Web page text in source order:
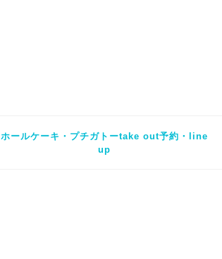
ホールケーキ・プチガトーtake out予約・line
up